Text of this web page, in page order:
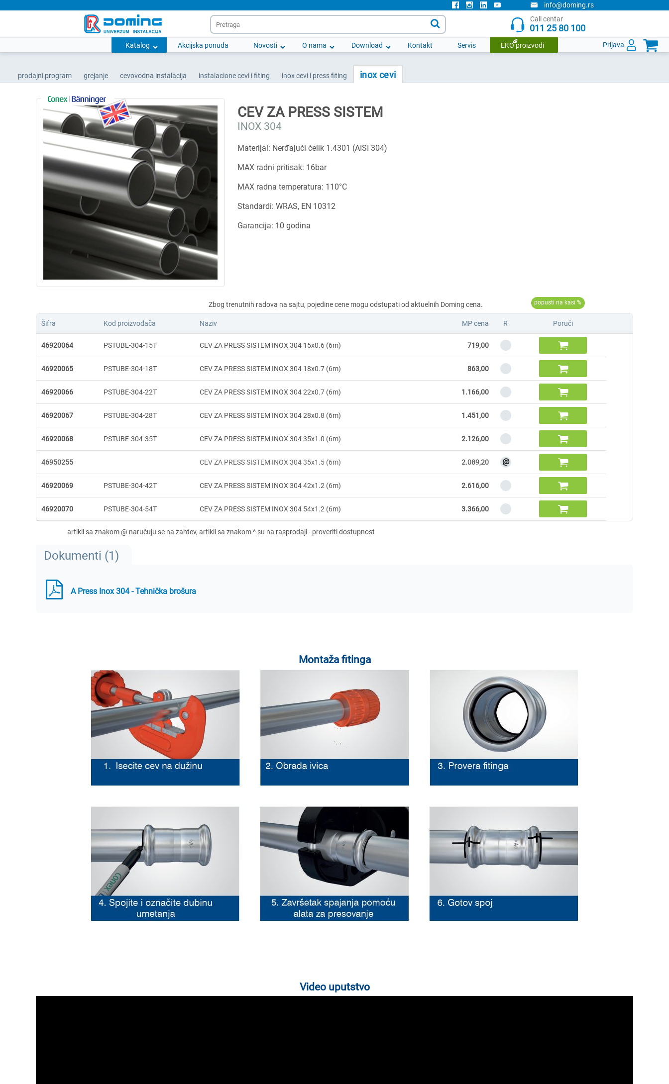
info@doming.rs
Call centar
011 25 80 100
Katalog Akcijska ponuda Novosti O nama Download Kontakt Servis EKO proizvodi Prijava 

prodajni program grejanje cevovodna instalacija instalacione cevi i fiting inox cevi i press fiting inox cevi
CEV ZA PRESS SISTEM
INOX 304
Materijal: Nerđajući čelik 1.4301 (AISI 304)
MAX radni pritisak: 16bar
MAX radna temperatura: 110°C
Standardi: WRAS, EN 10312
Garancija: 10 godina
Šifra Kod proizvođača Naziv MP cena R Poruči
46920064 PSTUBE-304-15T CEV ZA PRESS SISTEM INOX 304 15x0.6 (6m) 719,00 
46920065 PSTUBE-304-18T CEV ZA PRESS SISTEM INOX 304 18x0.7 (6m) 863,00 
46920066 PSTUBE-304-22T CEV ZA PRESS SISTEM INOX 304 22x0.7 (6m) 1.166,00 
46920067 PSTUBE-304-28T CEV ZA PRESS SISTEM INOX 304 28x0.8 (6m) 1.451,00 
46920068 PSTUBE-304-35T CEV ZA PRESS SISTEM INOX 304 35x1.0 (6m) 2.126,00 
46950255 CEV ZA PRESS SISTEM INOX 304 35x1.5 (6m) 2.089,20 @ 
46920069 PSTUBE-304-42T CEV ZA PRESS SISTEM INOX 304 42x1.2 (6m) 2.616,00 
46920070 PSTUBE-304-54T CEV ZA PRESS SISTEM INOX 304 54x1.2 (6m) 3.366,00 
Dokumenti (1)
A Press Inox 304 - Tehnička brošura
Montaža fitinga
Video uputstvo